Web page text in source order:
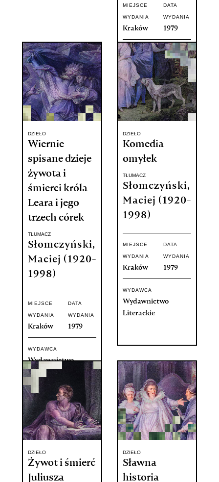
MIEJSCE
WYDANIA
Kraków
DATA
WYDANIA
1979
WYDAWCA
Wydawnictwo
Literackie
DZIEŁO
Wiernie
spisane dzieje
żywota i
śmierci króla
Leara i jego
trzech córek
TŁUMACZ
Słomczyński,
Maciej (1920-
1998)
MIEJSCE
WYDANIA
Kraków
DATA
WYDANIA
1979
WYDAWCA
Wydawnictwo
Literackie
DZIEŁO
Komedia
omyłek
TŁUMACZ
Słomczyński,
Maciej (1920-
1998)
MIEJSCE
WYDANIA
Kraków
DATA
WYDANIA
1979
WYDAWCA
Wydawnictwo
Literackie
DZIEŁO
Żywot i śmierć
Juliusza
DZIEŁO
Sławna
historia